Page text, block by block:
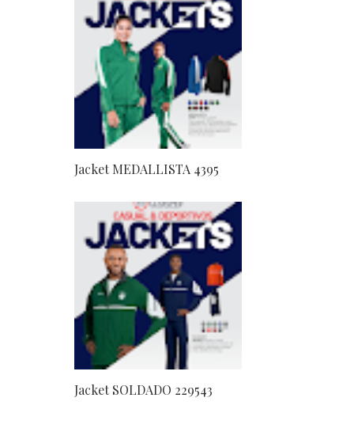
Jacket MEDALLISTA 4395
Jacket SOLDADO 229543